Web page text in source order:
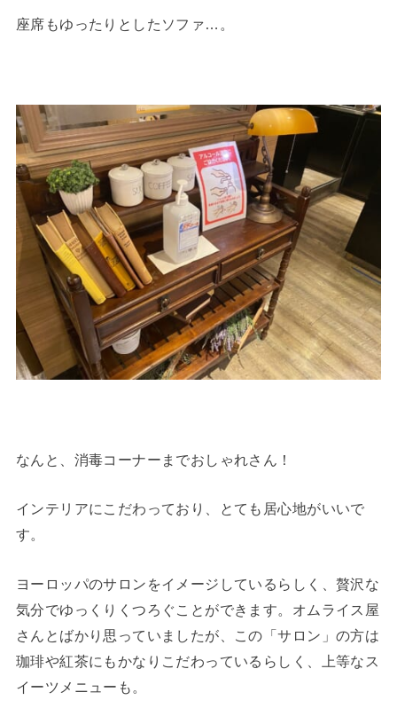
座席もゆったりとしたソファ…。
なんと、消毒コーナーまでおしゃれさん！
インテリアにこだわっており、とても居心地がいいで
す。
ヨーロッパのサロンをイメージしているらしく、贅沢な
気分でゆっくりくつろぐことができます。オムライス屋
さんとばかり思っていましたが、この「サロン」の方は
珈琲や紅茶にもかなりこだわっているらしく、上等なス
イーツメニューも。